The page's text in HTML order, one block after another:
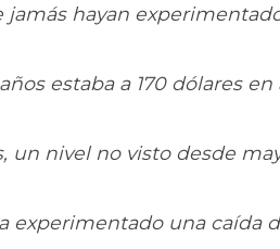
hayan
estaba a 170 dólares
un nivel no visto desde
experimentado una caída